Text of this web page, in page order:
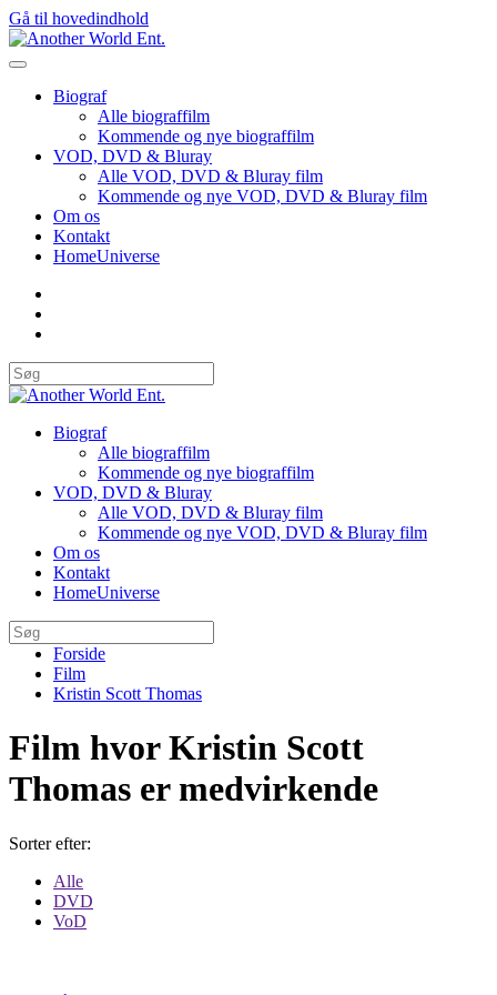
Gå til hovedindhold
Biograf
Alle biograffilm
Kommende og nye biograffilm
VOD, DVD & Bluray
Alle VOD, DVD & Bluray film
Kommende og nye VOD, DVD & Bluray film
Om os
Kontakt
HomeUniverse
Biograf
Alle biograffilm
Kommende og nye biograffilm
VOD, DVD & Bluray
Alle VOD, DVD & Bluray film
Kommende og nye VOD, DVD & Bluray film
Om os
Kontakt
HomeUniverse
Forside
Film
Kristin Scott Thomas
Film hvor Kristin Scott
Thomas er medvirkende
Sorter efter:
Alle
DVD
VoD